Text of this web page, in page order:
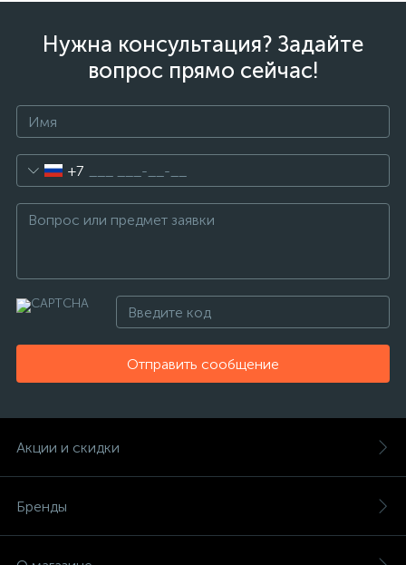
Нужна консультация? Задайте
вопрос прямо сейчас!
+7
Отправить сообщение
Акции и скидки
Бренды